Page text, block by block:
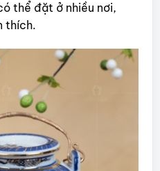
thể đặt ở nhiều nơi,
thích.